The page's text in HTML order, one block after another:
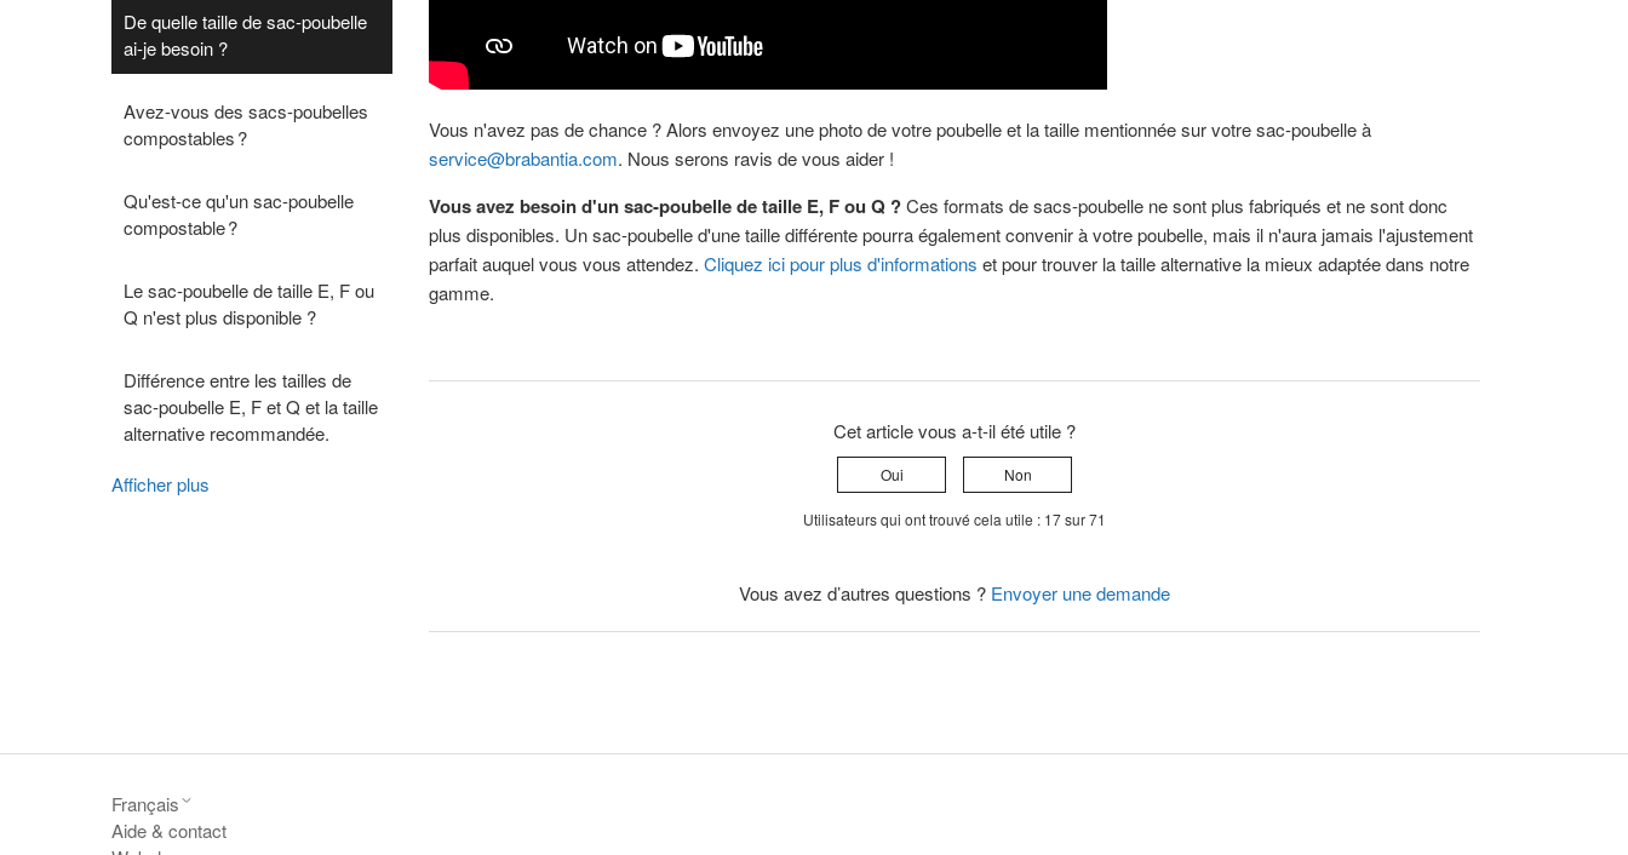
De quelle taille de sac-poubelle
ai-je besoin ?
Avez-vous des sacs-poubelles
compostables ?
Qu'est-ce qu'un sac-poubelle
compostable ?
Le sac-poubelle de taille E, F ou
Q n'est plus disponible ?
Différence entre les tailles de
sac-poubelle E, F et Q et la taille
alternative recommandée.
Afficher plus
Vous n'avez pas de chance ? Alors envoyez une photo de votre poubelle et la taille mentionnée sur votre sac-poubelle à
service@brabantia.com. Nous serons ravis de vous aider !
Vous avez besoin d'un sac-poubelle de taille E, F ou Q ?Ces formats de sacs-poubelle ne sont plus fabriqués et ne sont donc
plus disponibles. Un sac-poubelle d'une taille différente pourra également convenir à votre poubelle, mais il n'aura jamais l'ajustement
parfait auquel vous vous attendez. Cliquez ici pour plus d'informations et pour trouver la taille alternative la mieux adaptée dans notre
gamme.
Cet article vous a-t-il été utile ?
Oui Non
Utilisateurs qui ont trouvé cela utile : 17 sur 71
Vous avez d’autres questions ? Envoyer une demande
Français
Aide & contact